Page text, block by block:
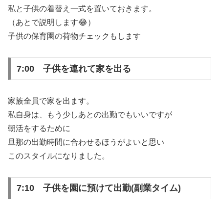
私と子供の着替え一式を置いておきます。
（あとで説明します😂）
子供の保育園の荷物チェックもします
7:00 子供を連れて家を出る
家族全員で家を出ます。
私自身は、もう少しあとの出勤でもいいですが
朝活をするために
旦那の出勤時間に合わせるほうがよいと思い
このスタイルになりました。
7:10 子供を園に預けて出勤(副業タイム)